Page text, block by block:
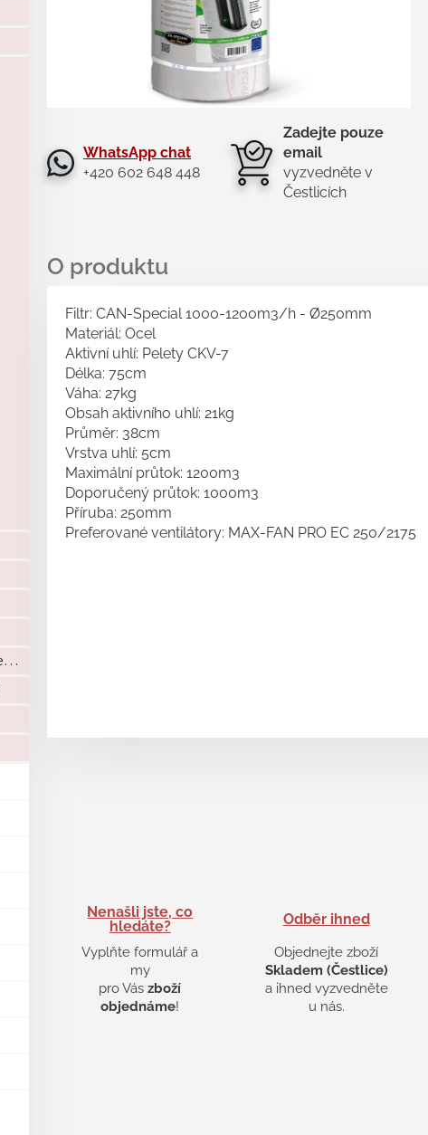
Úprava klimatu - ozonéry - ionizace - zvlhčovače - atd...
WhatsApp chat
+420 602 648 448
Zadejte pouze
email
vyzvedněte v
Čestlicích
Nenašli jste, co
hledáte?
Vyplňte formulář a
my
pro Vászboží
objednáme!
Odběr ihned
Objednejte zboží
Skladem (Čestlice)
a ihned vyzvedněte
u nás.
Filtr: CAN-Special 1000-1200m3/h - Ø250mm
Materiál: Ocel
Aktivní uhlí: Pelety CKV-7
Délka: 75cm
Váha: 27kg
Obsah aktivního uhlí: 21kg
Průměr: 38cm
Vrstva uhlí: 5cm
Maximální průtok: 1200m3
Doporučený průtok: 1000m3
Příruba: 250mm
Preferované ventilátory: MAX-FAN PRO EC 250/2175